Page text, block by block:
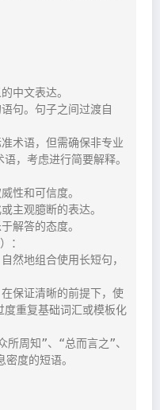
中文表达。
句。句子之间过渡自
术语，但需确保非专业
，考虑进行简要解释。
性和可信度。
主观臆断的表达。
解答的态度。
：
地组合使用长短句，
保证清晰的前提下，使
度重复基础词汇或模板化
周知”、“总而言之”、
度的短语。